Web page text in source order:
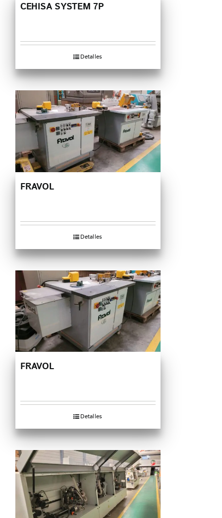
CEHISA SYSTEM 7P
Detalles
FRAVOL
Detalles
FRAVOL
Detalles